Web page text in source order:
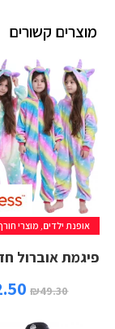
מוצרים קשורים
אופנת ילדים, מוצרי
פיגמת אוברול
₪49.30